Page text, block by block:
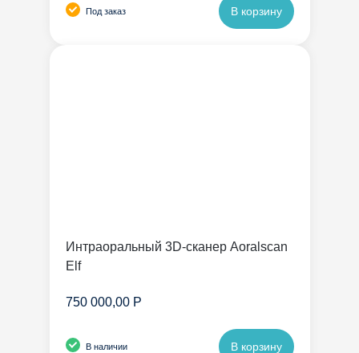
Под заказ В корзину
Интраоральный 3D-сканер Aoralscan
Elf
750 000,00 Р
В наличии В корзину